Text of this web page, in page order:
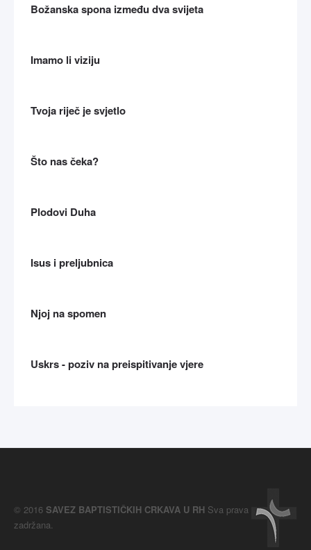
Božanska spona između dva svijeta
Imamo li viziju
Tvoja riječ je svjetlo
Što nas čeka?
Plodovi Duha
Isus i preljubnica
Njoj na spomen
Uskrs - poziv na preispitivanje vjere
© 2016 SAVEZ BAPTISTIČKIH CRKAVA U RH Sva prava
zadržana.